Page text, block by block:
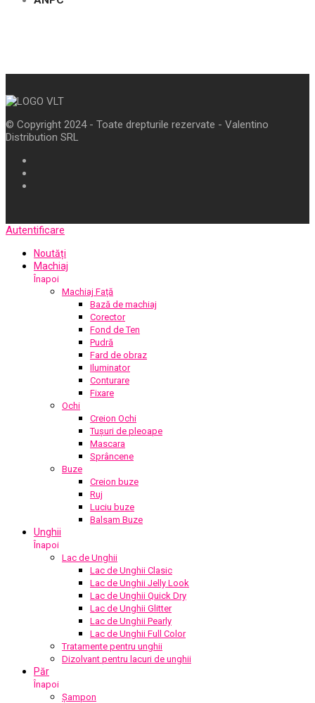
© Copyright 2024 - Toate drepturile rezervate - Valentino
Distribution SRL
Autentificare
Noutăți
Machiaj
Înapoi
Machiaj Față
Bază de machiaj
Corector
Fond de Ten
Pudră
Fard de obraz
Iluminator
Conturare
Fixare
Ochi
Creion Ochi
Tușuri de pleoape
Mascara
Sprâncene
Buze
Creion buze
Ruj
Luciu buze
Balsam Buze
Unghii
Înapoi
Lac de Unghii
Lac de Unghii Clasic
Lac de Unghii Jelly Look
Lac de Unghii Quick Dry
Lac de Unghii Glitter
Lac de Unghii Pearly
Lac de Unghii Full Color
Tratamente pentru unghii
Dizolvant pentru lacuri de unghii
Păr
Înapoi
Șampon